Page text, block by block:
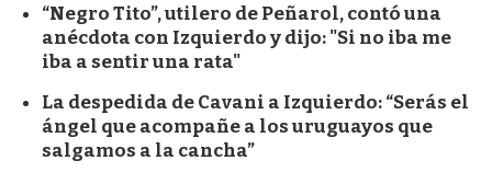
“Negro Tito”, utilero de Peñarol, contó una
anécdota con Izquierdo y dijo: "Si no iba me
iba a sentir una rata"
La despedida de Cavani a Izquierdo: “Serás el
ángel que acompañe a los uruguayos que
salgamos a la cancha”